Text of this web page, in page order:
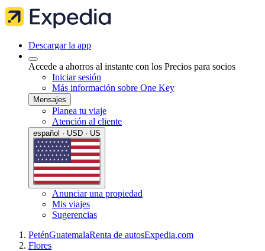
Descargar la app
Accede a ahorros al instante con los Precios para socios
Iniciar sesión
Más información sobre One Key
Mensajes
Planea tu viaje
Atención al cliente
español · USD · US
Anunciar una propiedad
Mis viajes
Sugerencias
PeténGuatemalaRenta de autosExpedia.com
Flores